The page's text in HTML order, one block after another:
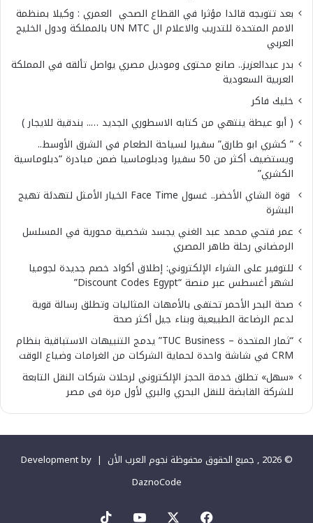
بعد تتويجه قائدا مؤثرا في القطاع الصحي العمري : وكيلا بمنظمة
الامم المتحدة للتدريب والاعلام ال UN MTC بالمملكة ودول الخليج
العربي
بدر عبدالعزيز.. صانع محتوى وموديل مصري يواصل تألقه في المملكة
العربية السعودية
خليك فاكر
( أبو عيطة ينتهي من كتابه الاسطوري الجديد ….. بندقية للايجار )
” كشري ابو طارق” سفيرا لسياحة الطعام في الشرق الأوسط..
ويستضيف أكثر من 50 سفيرا ودبلوماسيا ضمن مبادرة “دبلوماسية
الكشري”
قوة الشاي الأخضر.. غسول Face Time الخيار الأمثل لتهدئة تهيج
البشرة
عمر فتحي محمد عبد الغني يجسد شخصية محورية في المسلسل
الرمضاني رحلة طاهر المصري
للتوفير على الشراء الإلكتروني: إطلاق أكواد خصم جديدة لجوميا
لشهر أغسطس عبر منصة “Discount Codes Egypt”
صحة البحر الأحمر تحتفى بالأمهات المثاليات وتطلق رسالة قوية
لدعم الرضاعة الطبيعية وبناء جيل أكثر صحة
“ثمار المتحدة – TUC Business” يدمج التنبيهات الاستباقية بنظام
CRM في شاشة واحدة لحماية الشركات من الغرامات وضياع الوقت
«سهل» تطلق خدمة الحجز الإلكتروني لرحلات شركات النقل التابعة
للشركة القابضة للنقل البحري والبري لأول مرة فى مصر
© 2026 , جميع الحقوق محفوظة نجوم العرب الأن |
Development by
DaznoCode
فيسبوك ‫YouTube